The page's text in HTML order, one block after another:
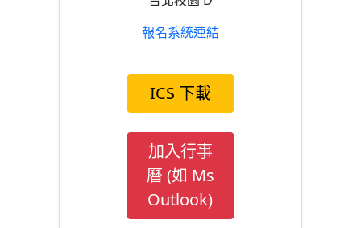
報名系統連結
ICS 下載
加入行事
曆 (如 Ms
Outlook)